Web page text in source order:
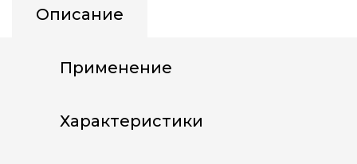
Описание
Применение
Характеристики